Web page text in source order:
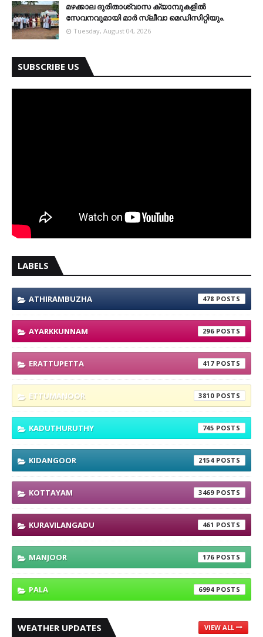
മഴക്കാല ദുരിതാശ്വാസ ക്യാമ്പുകളിൽ
സേവനവുമായി മാർ സ്ലീവാ മെഡിസിറ്റിയും.
Tuesday, August 04, 2026
SUBSCRIBE US
LABELS
ATHIRAMBUZHA 478
AYARKKUNNAM 296
ERATTUPETTA 417
ETTUMANOOR 3810
KADUTHURUTHY 745
KIDANGOOR 2154
KOTTAYAM 3469
KURAVILANGADU 461
MANJOOR 176
PALA 6994
WEATHER UPDATES VIEW ALL